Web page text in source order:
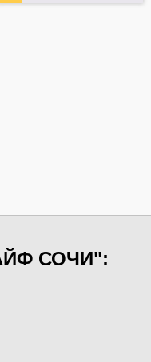
СОЧИ":